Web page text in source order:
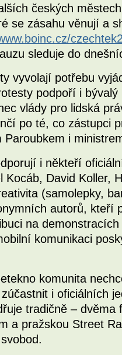
českých
se zásahu věnují a
sleduje do
vyvolají potřebu
podpoří i
vlády pro lidská
po té, co zástupci
Paroubkem i
i někteří
Kocáb, David Koller,
(samolepky,
autorů, kteří
na
komunikaci
komunita
i oficiálních
tradičně –
a pražskou Street